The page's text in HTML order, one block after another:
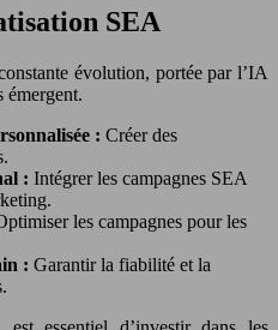
SEA
évolution, portée par l’IA
émergent.
: Créer des
: Intégrer les campagnes SEA
les campagnes pour les
: Garantir la fiabilité et la